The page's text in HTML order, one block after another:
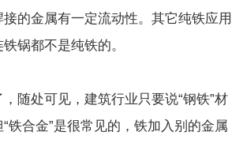
的金属有一定流动性。其它纯铁应用
锅都不是纯铁的。
随处可见，建筑行业只要说“钢铁”材
铁合金”是很常见的，铁加入别的金属